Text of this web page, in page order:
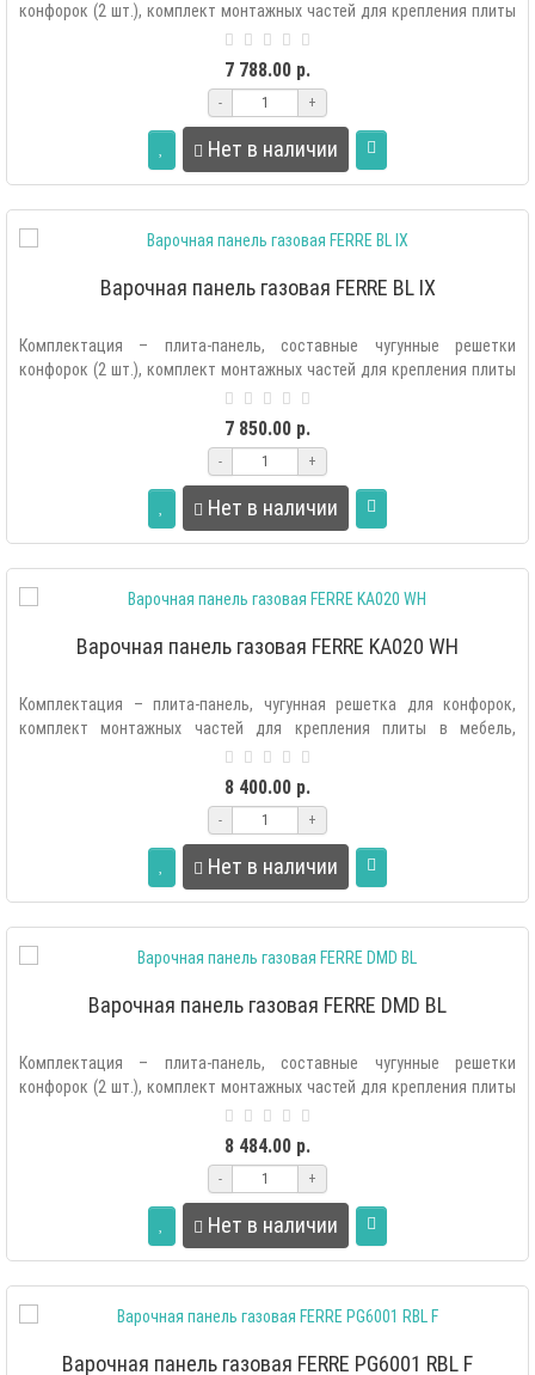
конфорок (2 шт.), комплект монтажных частей для крепления плиты
7 788.00 р.
- +
Нет в наличии
Варочная панель газовая FERRE BL IX
Комплектация – плита-панель, составные чугунные решетки
конфорок (2 шт.), комплект монтажных частей для крепления плиты
7 850.00 р.
- +
Нет в наличии
Варочная панель газовая FERRE KA020 WH
Комплектация – плита-панель, чугунная решетка для конфорок,
комплект монтажных частей для крепления плиты в мебель,
8 400.00 р.
- +
Нет в наличии
Варочная панель газовая FERRE DMD BL
Комплектация – плита-панель, составные чугунные решетки
конфорок (2 шт.), комплект монтажных частей для крепления плиты
8 484.00 р.
- +
Нет в наличии
Варочная панель газовая FERRE PG6001 RBL F